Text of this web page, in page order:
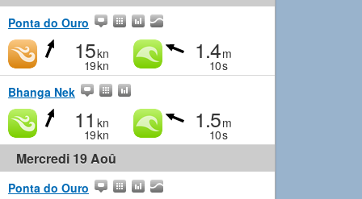
Ponta do Ouro
15kn
19kn
1.4m
10s
Bhanga Nek
11 kn
19kn
1.5m
10s
Mercredi 19 Aoû
Ponta do Ouro